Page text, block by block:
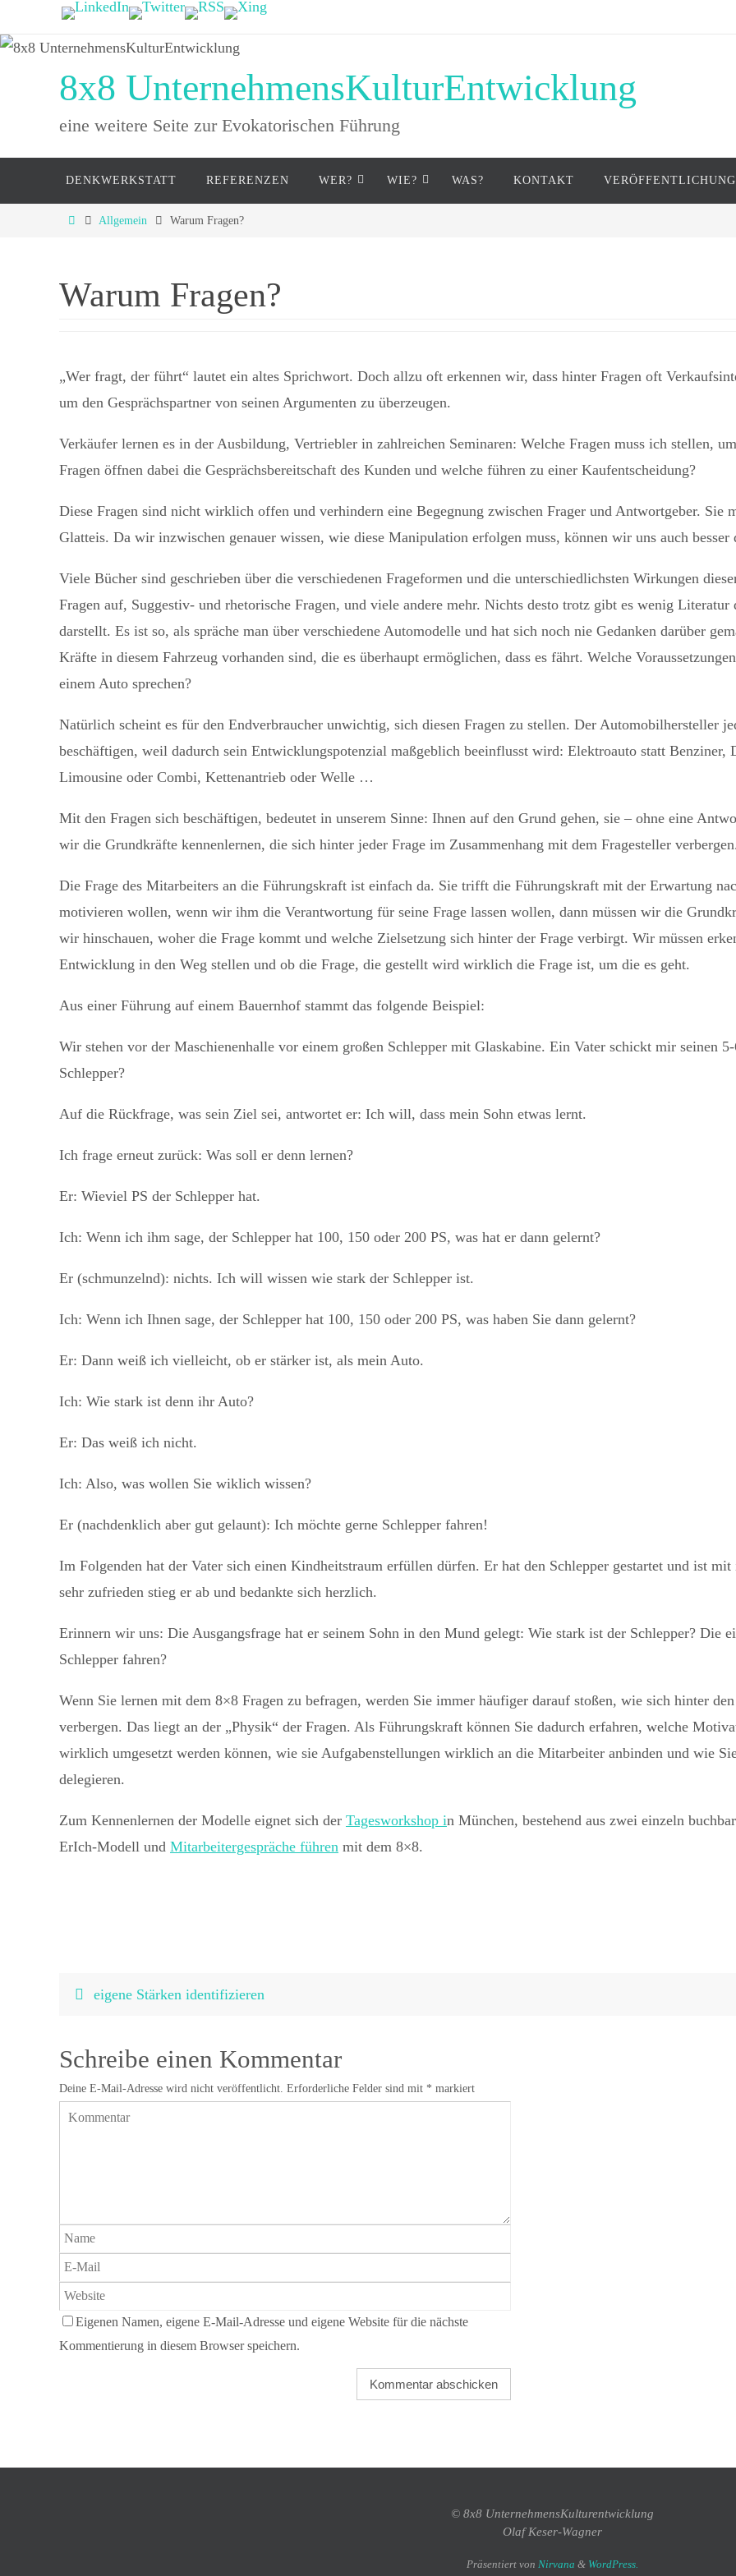
Inhalt
8x8 UnternehmensKulturEntwicklung
eine weitere Seite zur Evokatorischen Führung
DENKWERKSTATT REFERENZEN WER? WIE? WAS? KONTAKT
StartAllgemein Warum Fragen?
Warum Fragen?
„Wer fragt, der führt“ lautet ein altes Sprichwort. Doch allzu oft erkennen wir, dass hinter Fragen oft
um den Gesprächspartner von seinen Argumenten zu überzeugen.
Verkäufer lernen es in der Ausbildung, Vertriebler in zahlreichen Seminaren: Welche Fragen muss ich stellen,
Fragen öffnen dabei die Gesprächsbereitschaft des Kunden und welche führen zu einer Kaufentscheidung?
Diese Fragen sind nicht wirklich offen und verhindern eine Begegnung zwischen Frager und Antwortgeber. Sie
Glatteis. Da wir inzwischen genauer wissen, wie diese Manipulation erfolgen muss, können wir uns auch besser
Viele Bücher sind geschrieben über die verschiedenen Frageformen und die unterschiedlichsten Wirkungen
Fragen auf, Suggestiv- und rhetorische Fragen, und viele andere mehr. Nichts desto trotz gibt es wenig
darstellt. Es ist so, als spräche man über verschiedene Automodelle und hat sich noch nie Gedanken darüber
Kräfte in diesem Fahrzeug vorhanden sind, die es überhaupt ermöglichen, dass es fährt. Welche
einem Auto sprechen?
Natürlich scheint es für den Endverbraucher unwichtig, sich diesen Fragen zu stellen. Der Automobilhersteller
beschäftigen, weil dadurch sein Entwicklungspotenzial maßgeblich beeinflusst wird: Elektroauto statt Benziner,
Limousine oder Combi, Kettenantrieb oder Welle …
Mit den Fragen sich beschäftigen, bedeutet in unserem Sinne: Ihnen auf den Grund gehen, sie – ohne eine
wir die Grundkräfte kennenlernen, die sich hinter jeder Frage im Zusammenhang mit dem Fragesteller
Die Frage des Mitarbeiters an die Führungskraft ist einfach da. Sie trifft die Führungskraft mit der Erwartung
motivieren wollen, wenn wir ihm die Verantwortung für seine Frage lassen wollen, dann müssen wir die
wir hinschauen, woher die Frage kommt und welche Zielsetzung sich hinter der Frage verbirgt. Wir müssen
Entwicklung in den Weg stellen und ob die Frage, die gestellt wird wirklich die Frage ist, um die es geht.
Aus einer Führung auf einem Bauernhof stammt das folgende Beispiel:
Wir stehen vor der Maschienenhalle vor einem großen Schlepper mit Glaskabine. Ein Vater schickt mir seinen
Schlepper?
Auf die Rückfrage, was sein Ziel sei, antwortet er: Ich will, dass mein Sohn etwas lernt.
Ich frage erneut zurück: Was soll er denn lernen?
Er: Wieviel PS der Schlepper hat.
Ich: Wenn ich ihm sage, der Schlepper hat 100, 150 oder 200 PS, was hat er dann gelernt?
Er (schmunzelnd): nichts. Ich will wissen wie stark der Schlepper ist.
Ich: Wenn ich Ihnen sage, der Schlepper hat 100, 150 oder 200 PS, was haben Sie dann gelernt?
Er: Dann weiß ich vielleicht, ob er stärker ist, als mein Auto.
Ich: Wie stark ist denn ihr Auto?
Er: Das weiß ich nicht.
Ich: Also, was wollen Sie wiklich wissen?
Er (nachdenklich aber gut gelaunt): Ich möchte gerne Schlepper fahren!
Im Folgenden hat der Vater sich einen Kindheitstraum erfüllen dürfen. Er hat den Schlepper gestartet und ist
sehr zufrieden stieg er ab und bedankte sich herzlich.
Erinnern wir uns: Die Ausgangsfrage hat er seinem Sohn in den Mund gelegt: Wie stark ist der Schlepper? Die
Schlepper fahren?
Wenn Sie lernen mit dem 8×8 Fragen zu befragen, werden Sie immer häufiger darauf stoßen, wie sich hinter
verbergen. Das liegt an der „Physik“ der Fragen. Als Führungskraft können Sie dadurch erfahren, welche
wirklich umgesetzt werden können, wie sie Aufgabenstellungen wirklich an die Mitarbeiter anbinden und wie
delegieren.
Zum Kennenlernen der Modelle eignet sich der Tagesworkshop in München, bestehend aus zwei einzeln
ErIch-Modell und Mitarbeitergespräche führen mit dem 8×8.
eigene Stärken identifizieren
Schreibe einen Kommentar
Deine E-Mail-Adresse wird nicht veröffentlicht. Erforderliche Felder sind mit * markiert
Eigenen Namen, eigene E-Mail-Adresse und eigene Website für die nächste
Kommentierung in diesem Browser speichern.
© 8x8 UnternehmensKulturentwicklung
Olaf Keser-Wagner
Präsentiert von Nirvana & WordPress.